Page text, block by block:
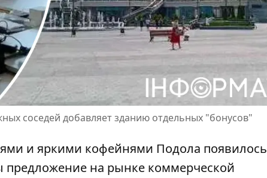
соседей добавляет зданию отдельных "бонусов"
и яркими кофейнями Подола появилось
на рынке коммерческой